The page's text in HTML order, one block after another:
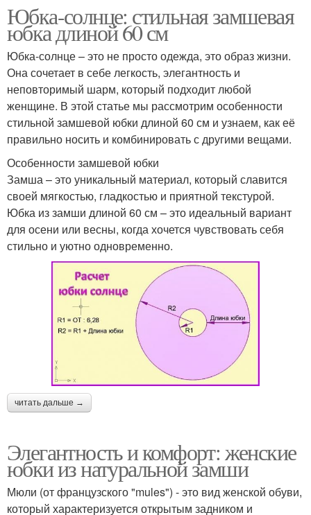
Юбка-солнце: стильная замшевая
юбка длиной 60 см
Юбка-солнце – это не просто одежда, это образ жизни.
Она сочетает в себе легкость, элегантность и
неповторимый шарм, который подходит любой
женщине. В этой статье мы рассмотрим особенности
стильной замшевой юбки длиной 60 см и узнаем, как её
правильно носить и комбинировать с другими вещами.
Особенности замшевой юбки
Замша – это уникальный материал, который славится
своей мягкостью, гладкостью и приятной текстурой.
Юбка из замши длиной 60 см – это идеальный вариант
для осени или весны, когда хочется чувствовать себя
стильно и уютно одновременно.
читать дальше →
Элегантность и комфорт: женские
юбки из натуральной замши
Мюли (от французского "mules") - это вид женской обуви,
который характеризуется открытым задником и